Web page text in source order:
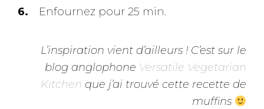
Enfournez pour 25 min.
L’inspiration vient d’ailleurs ! C’est sur le
blog anglophone Versatile Vegetarian
Kitchen que j’ai trouvé cette recette de
muffins